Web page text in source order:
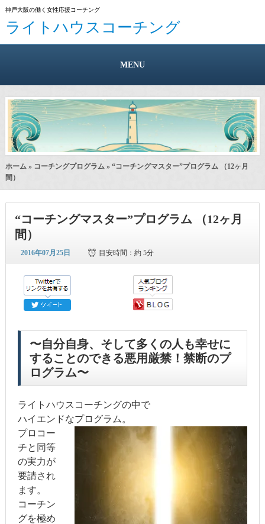
神戸大阪の働く女性応援コーチング
ライトハウスコーチング
MENU
ホーム » コーチングプログラム » “コーチングマスター”プログラム （12ヶ月
間）
“コーチングマスター”プログラム （12ヶ月
間）
2016年07月25日 目安時間：約 5分
〜自分自身、そして多くの人も幸せに
することのできる悪用厳禁！禁断のプ
ログラム〜
ライトハウスコーチングの中で
ハイエンドなプログラム。
プロコー
チと同等
の実力が
要請され
ます。
コーチン
グを極め